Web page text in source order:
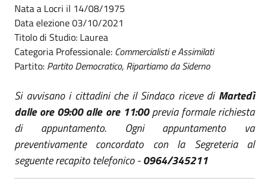
Nata a Locri il 14/08/1975
Data elezione 03/10/2021
Titolo di Studio: Laurea
Categoria Professionale: Commercialisti e Assimilati
Partito: Partito Democratico, Ripartiamo da Siderno
Si avvisano i cittadini che il Sindaco riceve di Martedì
dalle ore 09:00 alle ore 11:00previa formale richiesta
di appuntamento. Ogni appuntamento va
preventivamente concordato con la Segreteria al
seguente recapito telefonico -0964/345211